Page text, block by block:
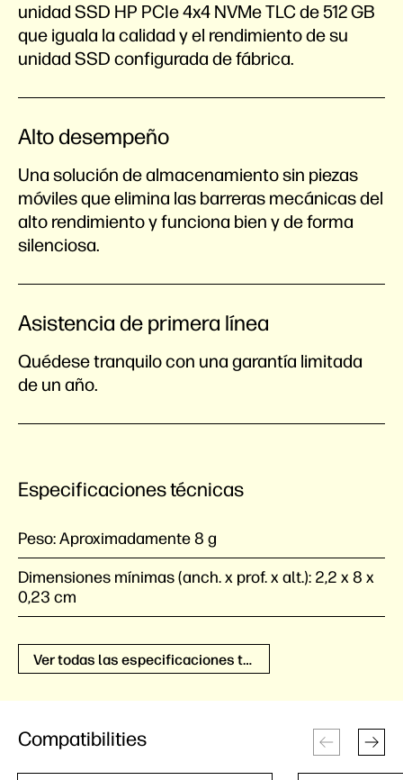
unidad SSD HP PCIe 4x4 NVMe TLC de 512 GB
que iguala la calidad y el rendimiento de su
unidad SSD configurada de fábrica.
Alto desempeño
Una solución de almacenamiento sin piezas
móviles que elimina las barreras mecánicas del
alto rendimiento y funciona bien y de forma
silenciosa.
Asistencia de primera línea
Quédese tranquilo con una garantía limitada
de un año.
Especificaciones técnicas
Peso:Aproximadamente 8 g
Dimensiones mínimas (anch. x prof. x alt.): 2,2 x 8 x
0,23 cm
Ver todas las especificaciones técnicas
Compatibilities